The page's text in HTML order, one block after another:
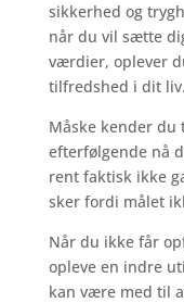
sikkerhed og
når du vil sætte
værdier, oplever
tilfredshed i dit liv.
Måske kender du
efterfølgende nå
rent faktisk ikke
sker fordi målet
Når du ikke får
opleve en indre
kan være med til